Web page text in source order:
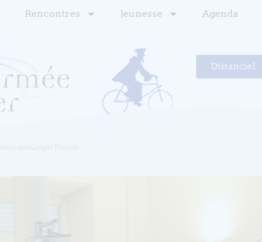
Rencontres Jeunesse Agenda
Distanciel